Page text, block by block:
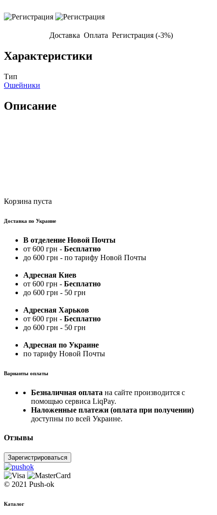
Доставка Оплата Регистрация (-3%)
Характеристики
Тип
Ошейники
Описание
Корзина пуста
Доставка по Украине
В отделение Новой Почты
от 600 грн - Бесплатно
до 600 грн - по тарифу Новой Почты
Адресная Киев
от 600 грн - Бесплатно
до 600 грн - 50 грн
Адресная Харьков
от 600 грн - Бесплатно
до 600 грн - 50 грн
Адресная по Украине
по тарифу Новой Почты
Варианты оплаты
Безналичная оплата на сайте производится с
помощью сервиса LiqPay.
Наложенные платежи (оплата при получении)
доступны по всей Украине.
Отзывы
Зарегистрироваться
© 2021 Push-ok
Каталог